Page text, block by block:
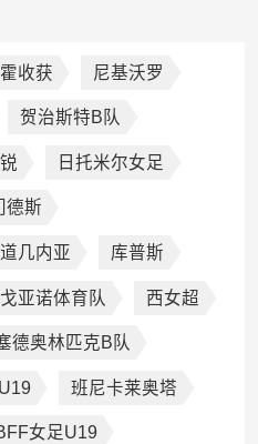
收获 尼基沃罗
贺治斯特B队
日托米尔女足
德斯
几内亚 库普斯
亚诺体育队 西女超
德奥林匹克B队
班尼卡莱奥塔
女足U19